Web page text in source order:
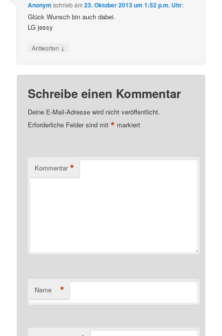
Anonym schriebam23. Oktober 2013 um 1:52 p.m. Uhr:
Glück Wunsch bin auch dabei.
LG jessy
Antworten ↓
Schreibe einen Kommentar
Deine E-Mail-Adresse wird nicht veröffentlicht.
Erforderliche Felder sind mit* markiert
Kommentar *
Name *